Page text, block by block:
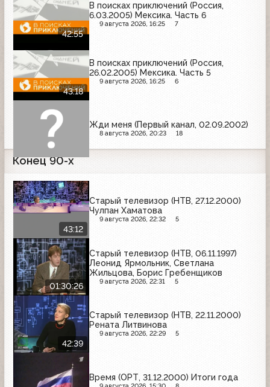
42:55
В поисках приключений (Россия,
6.03.2005) Мексика. Часть 6
9 августа 2026, 16:25 7
43:18
В поисках приключений (Россия,
26.02.2005) Мексика. Часть 5
9 августа 2026, 16:25 6
Жди меня (Первый канал, 02.09.2002)
8 августа 2026, 20:23 18
Конец 90-х
43:12
Старый телевизор (НТВ, 27.12.2000)
Чулпан Хаматова
9 августа 2026, 22:32 5
01:30:26
Старый телевизор (НТВ, 06.11.1997)
Леонид Ярмольник, Светлана
Жильцова, Борис Гребенщиков
9 августа 2026, 22:31 5
42:39
Старый телевизор (НТВ, 22.11.2000)
Рената Литвинова
9 августа 2026, 22:29 5
Время (ОРТ, 31.12.2000) Итоги года